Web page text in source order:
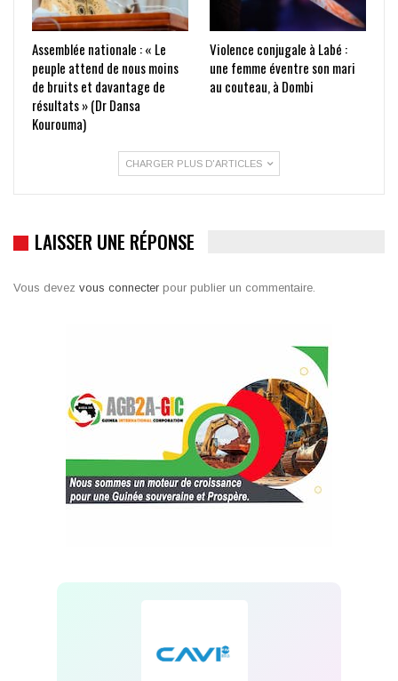
Assemblée nationale : « Le
peuple attend de nous moins
de bruits et davantage de
résultats » (Dr Dansa
Kourouma)
Violence conjugale à Labé :
une femme éventre son mari
au couteau, à Dombi
CHARGER PLUS D'ARTICLES
LAISSER UNE RÉPONSE
Vous devez vous connecter pour publier un commentaire.